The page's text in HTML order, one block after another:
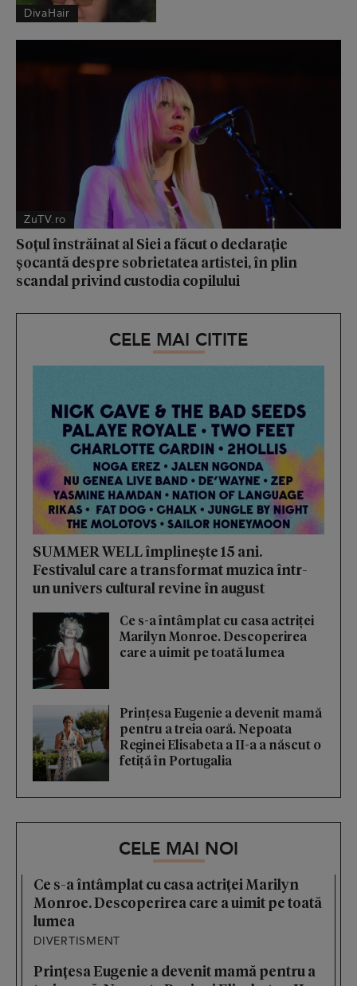
DivaHair
ZuTV.ro
Soțul înstrăinat al Siei a făcut o declarație
șocantă despre sobrietatea artistei, în plin
scandal privind custodia copilului
CELE MAI CITITE
SUMMER WELL împlinește 15 ani.
Festivalul care a transformat muzica într-
un univers cultural revine în august
Ce s-a întâmplat cu casa actriței
Marilyn Monroe. Descoperirea
care a uimit pe toată lumea
Prințesa Eugenie a devenit mamă
pentru a treia oară. Nepoata
Reginei Elisabeta a II-a a născut o
fetiță în Portugalia
CELE MAI NOI
Ce s-a întâmplat cu casa actriței Marilyn
Monroe. Descoperirea care a uimit pe toată
lumea
DIVERTISMENT
Prințesa Eugenie a devenit mamă pentru a